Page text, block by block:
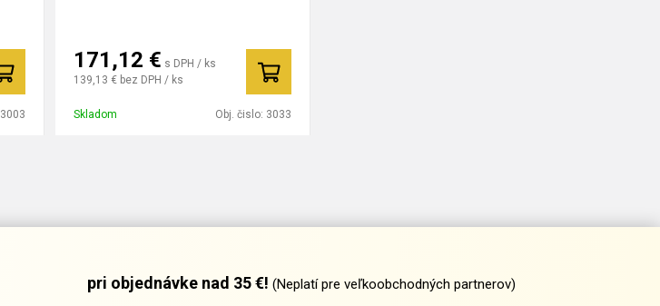
3003
171,12 € s DPH / ks
139,13 € bez DPH / ks
Skladom Obj. čislo: 3033
pri objednávke nad 35 €! (Neplatí pre veľkoobchodných partnerov)